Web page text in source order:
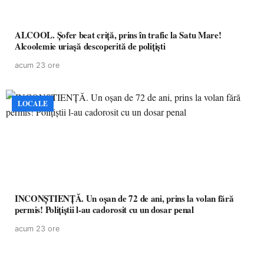
ALCOOL. Șofer beat criță, prins în trafic la Satu Mare!
Alcoolemie uriașă descoperită de polițiști
acum 23 ore
LOCALE
INCONȘTIENȚĂ. Un oșan de 72 de ani, prins la volan fără
permis! Polițiștii l-au cadorosit cu un dosar penal
acum 23 ore